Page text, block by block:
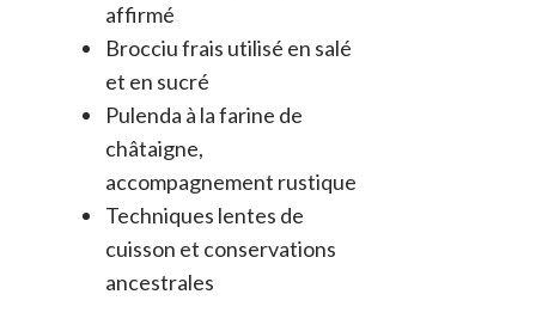
affirmé
Brocciu frais utilisé en salé
et en sucré
Pulenda à la farine de
châtaigne,
accompagnement rustique
Techniques lentes de
cuisson et conservations
ancestrales